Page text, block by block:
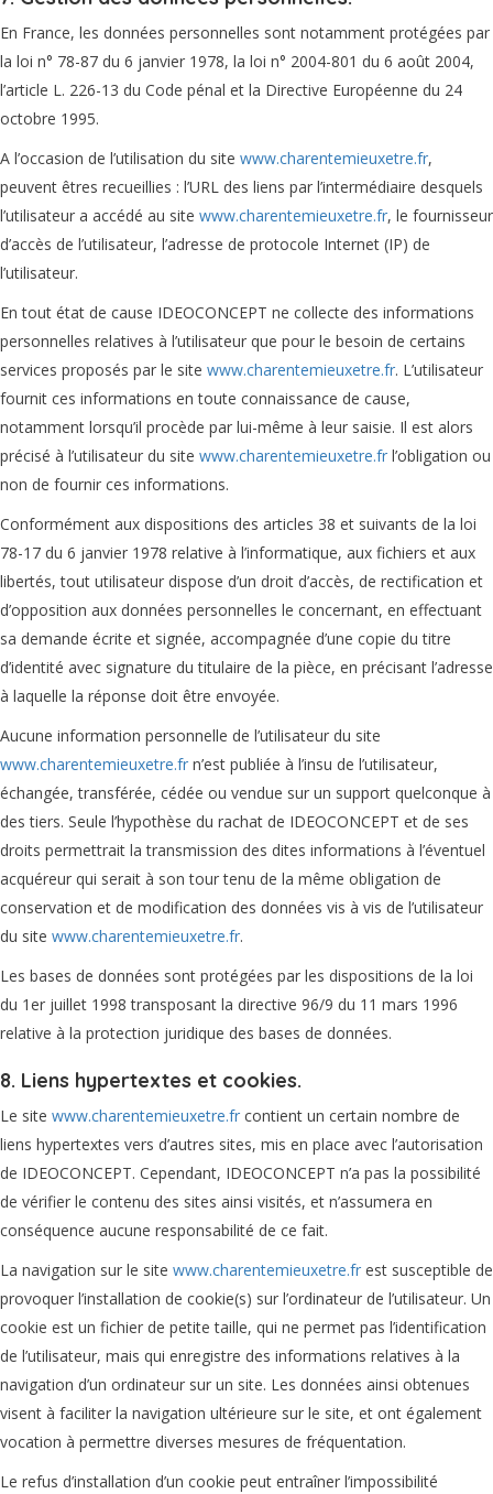
En France, les données personnelles sont notamment protégées par
la loi n° 78-87 du 6 janvier 1978, la loi n° 2004-801 du 6 août 2004,
l’article L. 226-13 du Code pénal et la Directive Européenne du 24
octobre 1995.
A l’occasion de l’utilisation du site www.charentemieuxetre.fr,
peuvent êtres recueillies : l’URL des liens par l’intermédiaire desquels
l’utilisateur a accédé au site www.charentemieuxetre.fr, le fournisseur
d’accès de l’utilisateur, l’adresse de protocole Internet (IP) de
l’utilisateur.
En tout état de cause IDEOCONCEPT ne collecte des informations
personnelles relatives à l’utilisateur que pour le besoin de certains
services proposés par le site www.charentemieuxetre.fr. L’utilisateur
fournit ces informations en toute connaissance de cause,
notamment lorsqu’il procède par lui-même à leur saisie. Il est alors
précisé à l’utilisateur du site www.charentemieuxetre.fr l’obligation ou
non de fournir ces informations.
Conformément aux dispositions des articles 38 et suivants de la loi
78-17 du 6 janvier 1978 relative à l’informatique, aux fichiers et aux
libertés, tout utilisateur dispose d’un droit d’accès, de rectification et
d’opposition aux données personnelles le concernant, en effectuant
sa demande écrite et signée, accompagnée d’une copie du titre
d’identité avec signature du titulaire de la pièce, en précisant l’adresse
à laquelle la réponse doit être envoyée.
Aucune information personnelle de l’utilisateur du site
www.charentemieuxetre.fr n’est publiée à l’insu de l’utilisateur,
échangée, transférée, cédée ou vendue sur un support quelconque à
des tiers. Seule l’hypothèse du rachat de IDEOCONCEPT et de ses
droits permettrait la transmission des dites informations à l’éventuel
acquéreur qui serait à son tour tenu de la même obligation de
conservation et de modification des données vis à vis de l’utilisateur
du site www.charentemieuxetre.fr.
Les bases de données sont protégées par les dispositions de la loi
du 1er juillet 1998 transposant la directive 96/9 du 11 mars 1996
relative à la protection juridique des bases de données.
8. Liens hypertextes et cookies.
Le site www.charentemieuxetre.fr contient un certain nombre de
liens hypertextes vers d’autres sites, mis en place avec l’autorisation
de IDEOCONCEPT. Cependant, IDEOCONCEPT n’a pas la possibilité
de vérifier le contenu des sites ainsi visités, et n’assumera en
conséquence aucune responsabilité de ce fait.
La navigation sur le site www.charentemieuxetre.fr est susceptible de
provoquer l’installation de cookie(s) sur l’ordinateur de l’utilisateur. Un
cookie est un fichier de petite taille, qui ne permet pas l’identification
de l’utilisateur, mais qui enregistre des informations relatives à la
navigation d’un ordinateur sur un site. Les données ainsi obtenues
visent à faciliter la navigation ultérieure sur le site, et ont également
vocation à permettre diverses mesures de fréquentation.
Le refus d’installation d’un cookie peut entraîner l’impossibilité